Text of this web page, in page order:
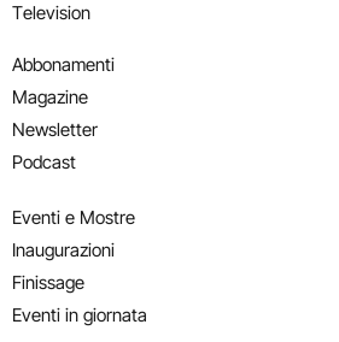
Television
Abbonamenti
Magazine
Newsletter
Podcast
Eventi e Mostre
Inaugurazioni
Finissage
Eventi in giornata